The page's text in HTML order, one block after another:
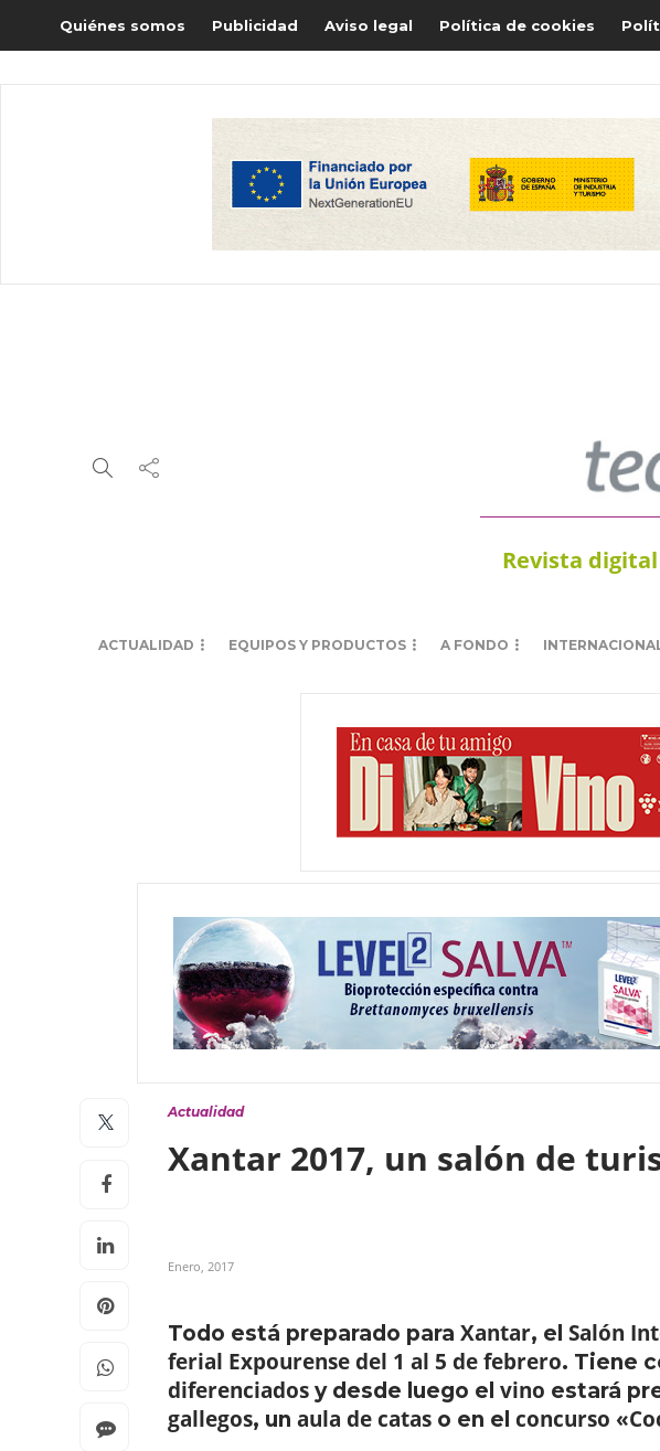
Quiénes somos Publicidad Aviso legal Política de cookies
Revista
ACTUALIDAD EQUIPOS Y PRODUCTOS A FONDO
Actualidad
Xantar 2017, un salón de
Enero, 2017
Todo está preparado para Xantar, el Salón
ferial Expourensedel 1 al 5 de febrero. Tiene
diferenciados y desde luego el vino estará
gallegos, un aula de catas o en el concurso